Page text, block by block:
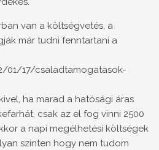
van a költségvetés, a
már tudni fenntartani a
01/17/csaladtamogatasok-
ha marad a hatósági áras
csak az el fog vinni 2500
a napi megélhetési költségek
szinten hogy nem tudom